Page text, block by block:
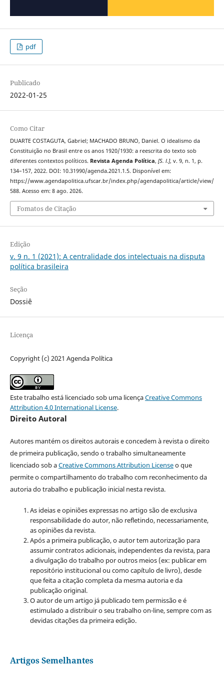
pdf
Publicado
2022-01-25
Como Citar
DUARTE COSTAGUTA, Gabriel; MACHADO BRUNO, Daniel. O idealismo da
Constituição no Brasil entre os anos 1920/1930: a reescrita do texto sob
diferentes contextos políticos. Revista Agenda Política, [S. l.], v. 9, n. 1, p.
134–157, 2022. DOI: 10.31990/agenda.2021.1.5. Disponível em:
https://www.agendapolitica.ufscar.br/index.php/agendapolitica/article/view/
588. Acesso em: 8 ago. 2026.
Fomatos de Citação
Edição
v. 9 n. 1 (2021): A centralidade dos intelectuais na disputa
política brasileira
Seção
Dossiê
Licença
Copyright (c) 2021 Agenda Política
Este trabalho está licenciado sob uma licençaCreative Commons
Attribution 4.0 International License.
Direito Autoral
Autores mantém os direitos autorais e concedem à revista o direito
de primeira publicação, sendo o trabalho simultaneamente
licenciado sob aCreative Commons Attribution Licenseo que
permite o compartilhamento do trabalho com reconhecimento da
autoria do trabalho e publicação inicial nesta revista.
As ideias e opiniões expressas no artigo são de exclusiva
responsabilidade do autor, não refletindo, necessariamente,
as opiniões da revista.
Após a primeira publicação, o autor tem autorização para
assumir contratos adicionais, independentes da revista, para
a divulgação do trabalho por outros meios (ex: publicar em
repositório institucional ou como capítulo de livro), desde
que feita a citação completa da mesma autoria e da
publicação original.
O autor de um artigo já publicado tem permissão e é
estimulado a distribuir o seu trabalho on-line, sempre com as
devidas citações da primeira edição.
Artigos Semelhantes